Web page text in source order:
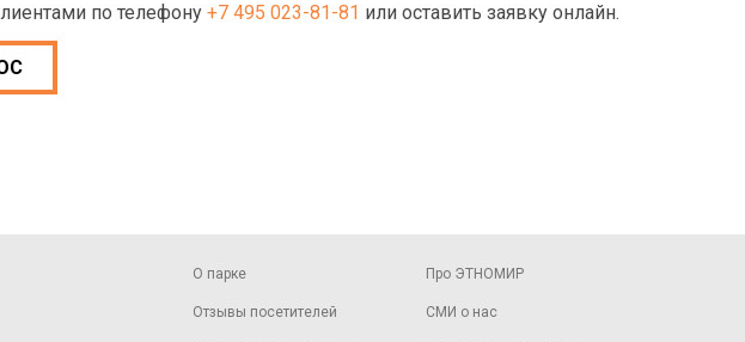
по телефону +7 495 023-81-81 или оставить заявку онлайн.
О парке
Отзывы посетителей
Про ЭТНОМИР
СМИ о нас